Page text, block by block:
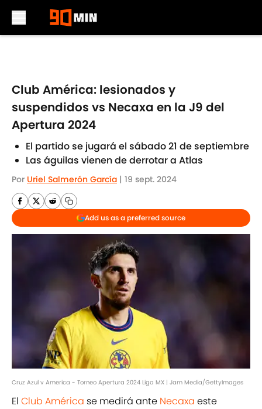
Club América: lesionados y
suspendidos vs Necaxa en la J9 del
Apertura 2024
El partido se jugará el sábado 21 de septiembre
Las águilas vienen de derrotar a Atlas
Por Uriel Salmerón García | 19 sept. 2024
Add us as a preferred source
Cruz Azul v America - Torneo Apertura 2024 Liga MX | Jam Media/GettyImages
El Club América se medirá ante Necaxa este